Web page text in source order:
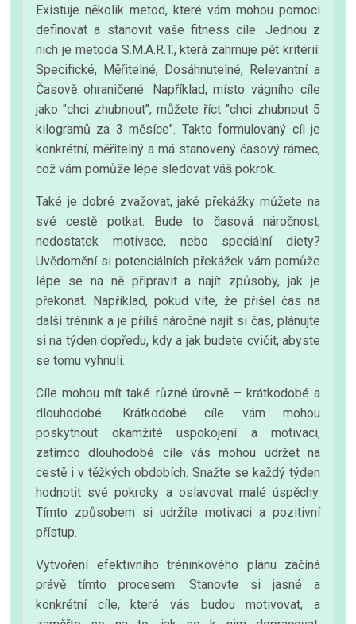
Existuje několik metod, které vám mohou pomoci
definovat a stanovit vaše fitness cíle. Jednou z
nich je metoda S.M.A.R.T., která zahrnuje pět kritérií:
Specifické, Měřitelné, Dosáhnutelné, Relevantní a
Časově ohraničené. Například, místo vágního cíle
jako "chci zhubnout", můžete říct "chci zhubnout 5
kilogramů za 3 měsíce". Takto formulovaný cíl je
konkrétní, měřitelný a má stanovený časový rámec,
což vám pomůže lépe sledovat váš pokrok.
Také je dobré zvažovat, jaké překážky můžete na
své cestě potkat. Bude to časová náročnost,
nedostatek motivace, nebo speciální diety?
Uvědomění si potenciálních překážek vám pomůže
lépe se na ně připravit a najít způsoby, jak je
překonat. Například, pokud víte, že přišel čas na
další trénink a je příliš náročné najít si čas, plánujte
si na týden dopředu, kdy a jak budete cvičit, abyste
se tomu vyhnuli.
Cíle mohou mít také různé úrovně – krátkodobé a
dlouhodobé. Krátkodobé cíle vám mohou
poskytnout okamžité uspokojení a motivaci,
zatímco dlouhodobé cíle vás mohou udržet na
cestě i v těžkých obdobích. Snažte se každý týden
hodnotit své pokroky a oslavovat malé úspěchy.
Tímto způsobem si udržíte motivaci a pozitivní
přístup.
Vytvoření efektivního tréninkového plánu začíná
právě tímto procesem. Stanovte si jasné a
konkrétní cíle, které vás budou motivovat, a